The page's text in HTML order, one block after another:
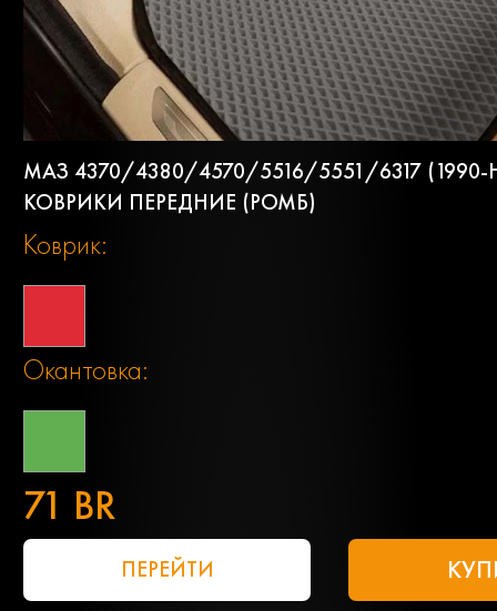
МАЗ 4370/4380/4570/5516/5551/6317 (1990-
КОВРИКИ ПЕРЕДНИЕ (РОМБ)
Коврик:
Окантовка:
71 BR
ПЕРЕЙТИ